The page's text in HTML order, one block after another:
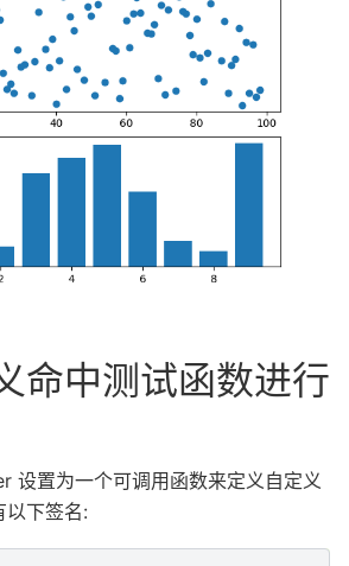
命中测试函数进行
设置为一个可调用函数来定义自定义
以下签名: